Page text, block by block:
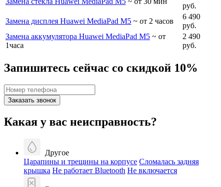
руб.
Замена дисплея Huawei MediaPad M5 ~ от 2 часов
6 490
руб.
Замена аккумулятора Huawei MediaPad M5 ~ от
1часа
2 490
руб.
Запишитесь сейчас со скидкой 10%
Заказать звонок
Какая у вас неисправность?
Другое
Царапины и трещины на корпусе Сломалась задняя
крышка Не работает Bluetooth Не включается